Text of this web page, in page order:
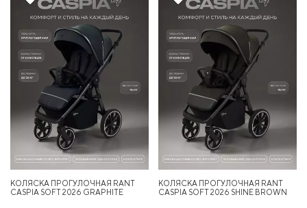
КОЛЯСКА ПРОГУЛОЧНАЯ RANT
CASPIA SOFT 2026 GRAPHITE
КОЛЯСКА ПРОГУЛОЧНАЯ RANT
CASPIA SOFT 2026 SHINE BROWN